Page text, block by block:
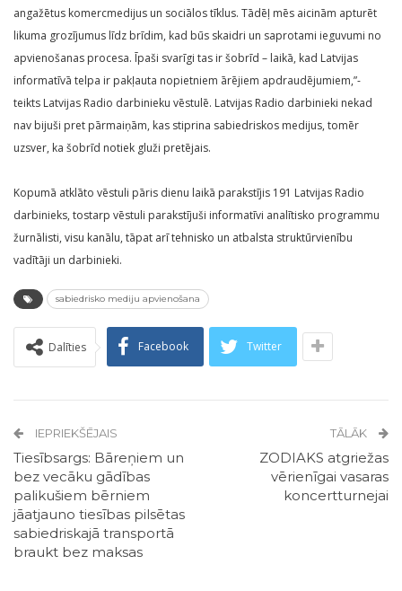
angažētus komercmedijus un sociālos tīklus. Tādēļ mēs aicinām apturēt
likuma grozījumus līdz brīdim, kad būs skaidri un saprotami ieguvumi no
apvienošanas procesa. Īpaši svarīgi tas ir šobrīd – laikā, kad Latvijas
informatīvā telpa ir pakļauta nopietniem ārējiem apdraudējumiem,”-
teikts Latvijas Radio darbinieku vēstulē. Latvijas Radio darbinieki nekad
nav bijuši pret pārmaiņām, kas stiprina sabiedriskos medijus, tomēr
uzsver, ka šobrīd notiek gluži pretējais.
Kopumā atklāto vēstuli pāris dienu laikā parakstījis 191 Latvijas Radio
darbinieks, tostarp vēstuli parakstījuši informatīvi analītisko programmu
žurnālisti, visu kanālu, tāpat arī tehnisko un atbalsta struktūrvienību
vadītāji un darbinieki.
sabiedrisko mediju apvienošana
Dalīties Facebook Twitter
IEPRIEKŠĒJAIS
Tiesībsargs: Bāreņiem un
bez vecāku gādības
palikušiem bērniem
jāatjauno tiesības pilsētas
sabiedriskajā transportā
braukt bez maksas
TĀLĀK
ZODIAKS atgriežas
vērienīgai vasaras
koncertturnejai